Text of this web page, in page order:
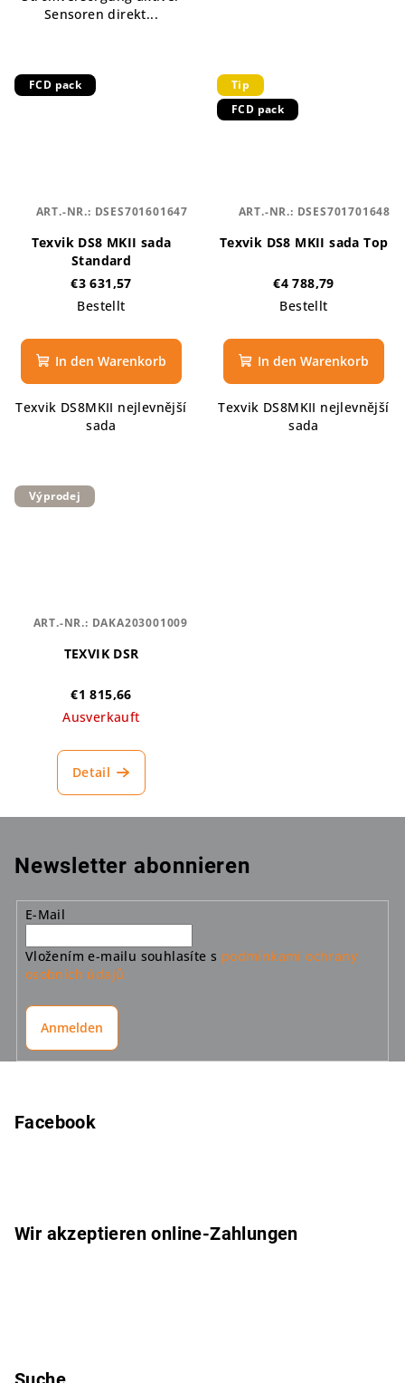
Sensoren direkt...
FCD pack
Texvik DS8 MKII sada
Standard
€3 631,57
Bestellt
In den Warenkorb
Texvik DS8MKII nejlevnější
sada
ART.-NR.: DSES701601647
Tip
FCD pack
Texvik DS8 MKII sada Top
€4 788,79
Bestellt
In den Warenkorb
Texvik DS8MKII nejlevnější
sada
ART.-NR.: DSES701701648
Výprodej
TEXVIK DSR
€1 815,66
Ausverkauft
Detail
ART.-NR.: DAKA203001009
Newsletter abonnieren
E-Mail
Vložením e-mailu souhlasíte s podmínkami ochrany
osobních údajů
Anmelden
Facebook
Wir akzeptieren online-Zahlungen